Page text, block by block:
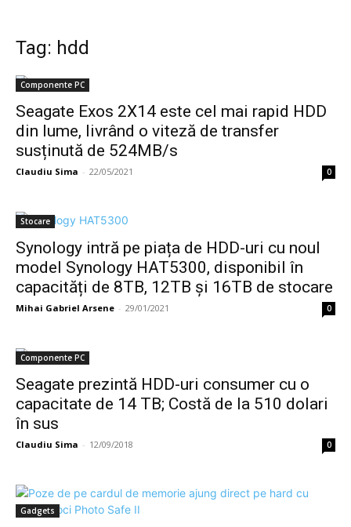
Tag: hdd
Componente PC
Seagate Exos 2X14 este cel mai rapid HDD
din lume, livrând o viteză de transfer
susținută de 524MB/s
Claudiu Sima - 22/05/2021 0
Stocare
Synology intră pe piața de HDD-uri cu noul
model Synology HAT5300, disponibil în
capacități de 8TB, 12TB și 16TB de stocare
Mihai Gabriel Arsene - 29/01/2021 0
Componente PC
Seagate prezintă HDD-uri consumer cu o
capacitate de 14 TB; Costă de la 510 dolari
în sus
Claudiu Sima - 12/09/2018 0
Gadgets